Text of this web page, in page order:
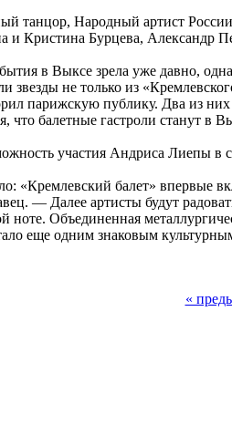
танцор, Народный артист
Кристина Бурцева, Александр
в Выксе зрела уже давно,
не только из
парижскую публику. Два из
балетные гастроли станут в
участия Андриса Лиепы
«Кремлевский балет» впервые
— Далее артисты будут
Объединенная
еще одним знаковым
«